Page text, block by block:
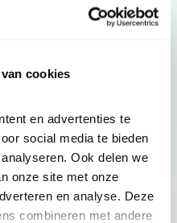
cookies
en advertenties te
social media te bieden
Ook delen we
onze site met onze
en analyse. Deze
combineren met andere
inspiratie, acties en tips
Vogelbescherming.